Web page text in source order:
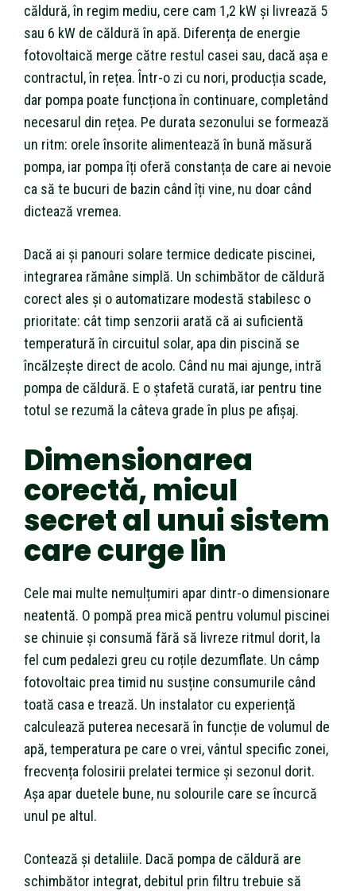
căldură, în regim mediu, cere cam 1,2 kW și livrează 5
sau 6 kW de căldură în apă. Diferența de energie
fotovoltaică merge către restul casei sau, dacă așa e
contractul, în rețea. Într-o zi cu nori, producția scade,
dar pompa poate funcționa în continuare, completând
necesarul din rețea. Pe durata sezonului se formează
un ritm: orele însorite alimentează în bună măsură
pompa, iar pompa îți oferă constanța de care ai nevoie
ca să te bucuri de bazin când îți vine, nu doar când
dictează vremea.
Dacă ai și panouri solare termice dedicate piscinei,
integrarea rămâne simplă. Un schimbător de căldură
corect ales și o automatizare modestă stabilesc o
prioritate: cât timp senzorii arată că ai suficientă
temperatură în circuitul solar, apa din piscină se
încălzește direct de acolo. Când nu mai ajunge, intră
pompa de căldură. E o ștafetă curată, iar pentru tine
totul se rezumă la câteva grade în plus pe afișaj.
Dimensionarea
corectă, micul
secret al unui sistem
care curge lin
Cele mai multe nemulțumiri apar dintr-o dimensionare
neatentă. O pompă prea mică pentru volumul piscinei
se chinuie și consumă fără să livreze ritmul dorit, la
fel cum pedalezi greu cu roțile dezumflate. Un câmp
fotovoltaic prea timid nu susține consumurile când
toată casa e trează. Un instalator cu experiență
calculează puterea necesară în funcție de volumul de
apă, temperatura pe care o vrei, vântul specific zonei,
frecvența folosirii prelatei termice și sezonul dorit.
Așa apar duetele bune, nu solourile care se încurcă
unul pe altul.
Contează și detaliile. Dacă pompa de căldură are
schimbător integrat, debitul prin filtru trebuie să